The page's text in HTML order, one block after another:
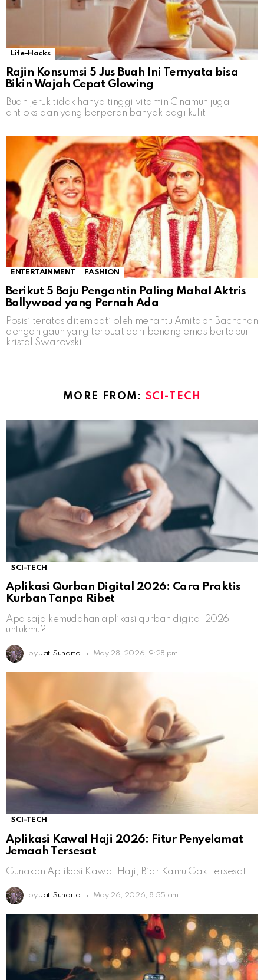
Life-Hacks
Rajin Konsumsi 5 Jus Buah Ini Ternyata bisa
Bikin Wajah Cepat Glowing
Buah jeruk tidak hanya tinggi vitamin C namun juga
antioksidan yang berperan banyak bagi kulit
ENTERTAINMENT FASHION
Berikut 5 Baju Pengantin Paling Mahal Aktris
Bollywood yang Pernah Ada
Posisi teratas ditempati oleh menantu Amitabh Bachchan
dengan gaun yang terbuat dari benang emas bertabur
kristal Swarovski
MORE FROM: SCI-TECH
SCI-TECH
Aplikasi Qurban Digital 2026: Cara Praktis
Kurban Tanpa Ribet
Apa saja kemudahan aplikasi qurban digital 2026
untukmu?
by Jati Sunarto May 28, 2026, 9:28 pm
SCI-TECH
Aplikasi Kawal Haji 2026: Fitur Penyelamat
Jemaah Tersesat
Gunakan Aplikasi Kawal Haji, Biar Kamu Gak Tersesat
by Jati Sunarto May 26, 2026, 8:55 am